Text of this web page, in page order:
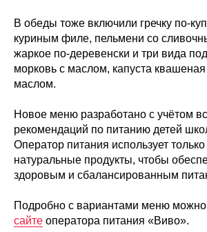
В обеды тоже включили гречку по-
куриным филе, пельмени со
жаркое по-деревенски и три вида
морковь с маслом, капуста квашеная
маслом.
Новое меню разработано с учётом
рекомендаций по питанию детей
Оператор питания использует
натуральные продукты, чтобы
здоровым и сбалансированным
Подробно с вариантами меню можно
сайте оператора питания «Виво».